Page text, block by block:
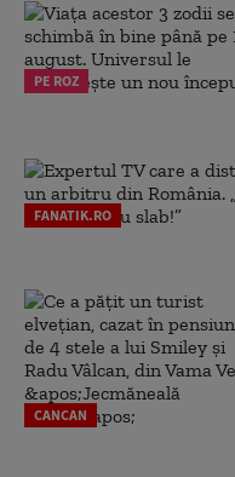
PE ROZ
FANATIK.RO
CANCAN